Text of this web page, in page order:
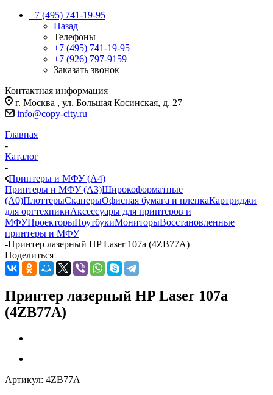
+7 (495) 741-19-95
Назад
Телефоны
+7 (495) 741-19-95
+7 (926) 797-9159
Заказать звонок
Контактная информация
г. Москва , ул. Большая Косинская, д. 27
info@copy-city.ru
Главная
-
Каталог
-
Принтеры и МФУ (А4)
Принтеры и МФУ (А3)Широкоформатные
(А0)ПлоттерыСканерыОфисная бумага и пленкаКартриджи
для оргтехникиАксессуары для принтеров и
МФУПроекторыНоутбукиМониторыВосстановленные
принтеры и МФУ
-Принтер лазерный HP Laser 107a (4ZB77A)
Поделиться
Принтер лазерный HP Laser 107a
(4ZB77A)
Артикул: 4ZB77A